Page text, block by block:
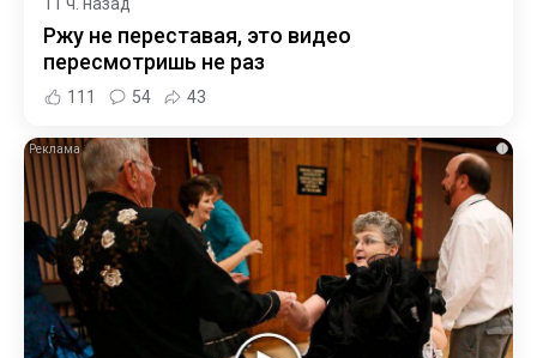
Ржу не переставая, это видео
пересмотришь не раз
111 54 43
i